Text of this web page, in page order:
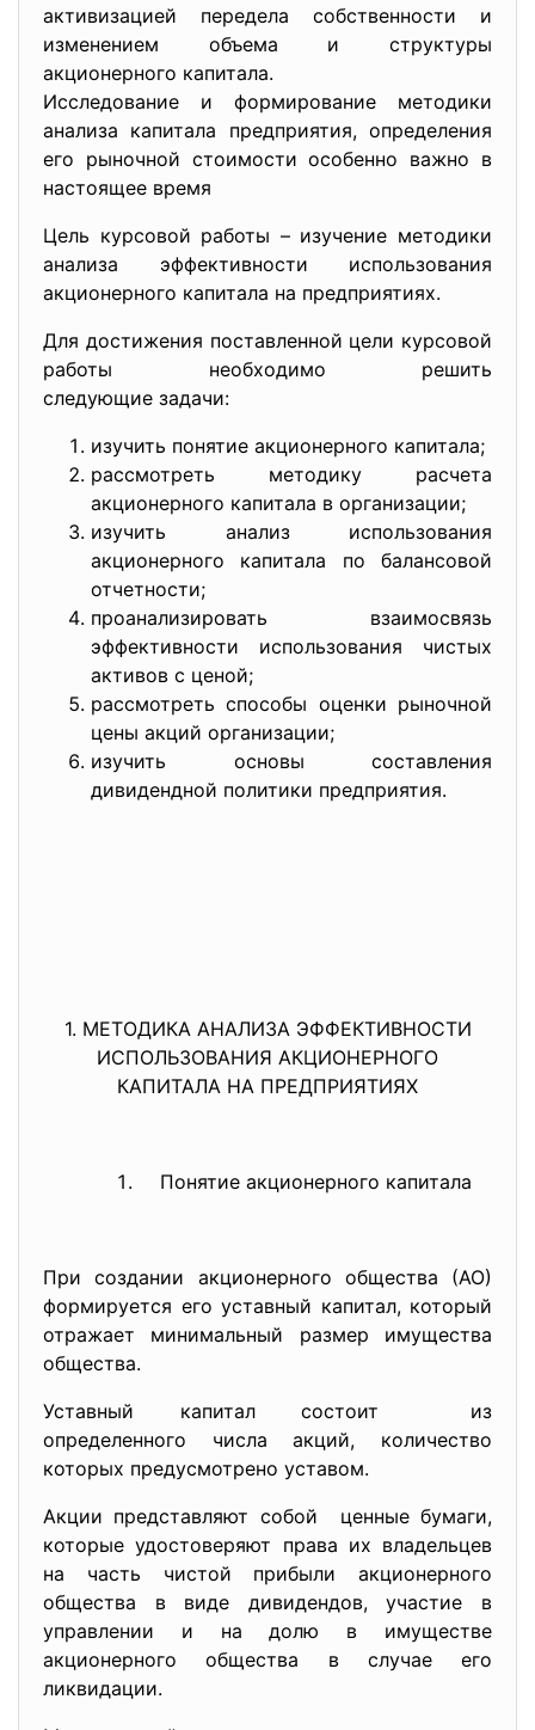
активизацией передела собственности и
изменением объема и структуры
акционерного капитала.
Исследование и формирование методики
анализа капитала предприятия, определения
его рыночной стоимости особенно важно в
настоящее время
Цель курсовой работы – изучение методики
анализа эффективности использования
акционерного капитала на предприятиях.
Для достижения поставленной цели курсовой
работы необходимо решить
следующие задачи:
изучить понятие акционерного капитала;
рассмотреть методику расчета
акционерного капитала в организации;
изучить анализ использования
акционерного капитала по балансовой
отчетности;
проанализировать взаимосвязь
эффективности использования чистых
активов с ценой;
рассмотреть способы оценки рыночной
цены акций организации;
изучить основы составления
дивидендной политики предприятия.
1. МЕТОДИКА АНАЛИЗА ЭФФЕКТИВНОСТИ
ИСПОЛЬЗОВАНИЯ АКЦИОНЕРНОГО
КАПИТАЛА НА ПРЕДПРИЯТИЯХ
Понятие акционерного капитала
При создании акционерного общества (АО)
формируется его уставный капитал, который
отражает минимальный размер имущества
общества.
Уставный капитал состоит из
определенного числа акций, количество
которых предусмотрено уставом.
Акции представляют собой ценные бумаги,
которые удостоверяют права их владельцев
на часть чистой прибыли акционерного
общества в виде дивидендов, участие в
управлении и на долю в имуществе
акционерного общества в случае его
ликвидации.